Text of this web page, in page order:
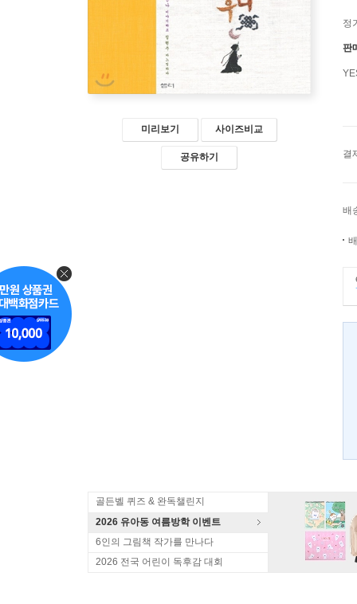
미리보기 사이즈비교
공유하기
정
판
결
배
골든벨 퀴즈 & 완독챌린지
2026 유아동 여름방학 이벤트
6인의 그림책 작가를 만나다
2026 전국 어린이 독후감 대회